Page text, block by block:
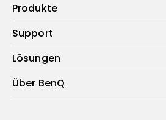
Produkte
Beamer
Monitore
Lampen
Webcams
Dockingstation
Support
Kontakt
Garantie
Reparaturservice
Lösungen
Für Unternehmen
Für Bildungsstätten
Über BenQ